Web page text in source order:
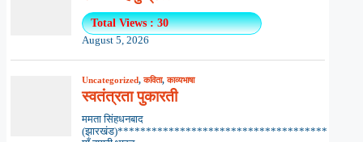
Total Views : 30
August 5, 2026
Uncategorized,कविता,काव्यभाषा
स्वतंत्रता पुकारती
ममता सिंहधनबाद
(झारखंड)*************************************